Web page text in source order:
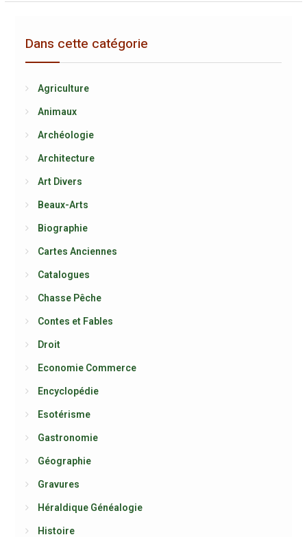
Dans cette catégorie
Agriculture
Animaux
Archéologie
Architecture
Art Divers
Beaux-Arts
Biographie
Cartes Anciennes
Catalogues
Chasse Pêche
Contes et Fables
Droit
Economie Commerce
Encyclopédie
Esotérisme
Gastronomie
Géographie
Gravures
Héraldique Généalogie
Histoire